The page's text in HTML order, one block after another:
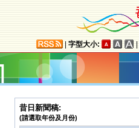
字型大小:
昔日新聞稿:
(請選取年份及月份)